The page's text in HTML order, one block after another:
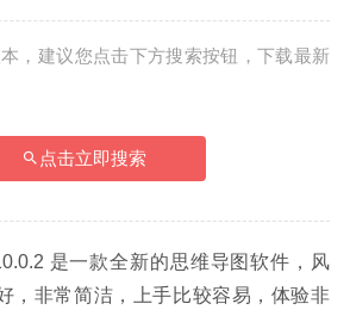
，建议您点击下方搜索按钮，下载最新
点击立即搜索
是一款全新的思维导图软件，风
，非常简洁，上手比较容易，体验非